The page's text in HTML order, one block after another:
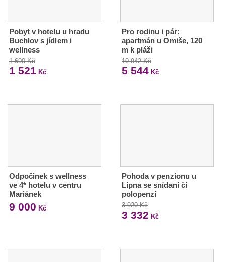
Pobyt v hotelu u hradu
Buchlov s jídlem i
wellness
1 690 Kč
1 521 Kč
Pro rodinu i pár:
apartmán u Omiše, 120
m k pláži
10 942 Kč
5 544Kč
Odpočinek s wellness
ve 4* hotelu v centru
Mariánek
9 000 Kč
Pohoda v penzionu u
Lipna se snídaní či
polopenzí
3 920 Kč
3 332 Kč